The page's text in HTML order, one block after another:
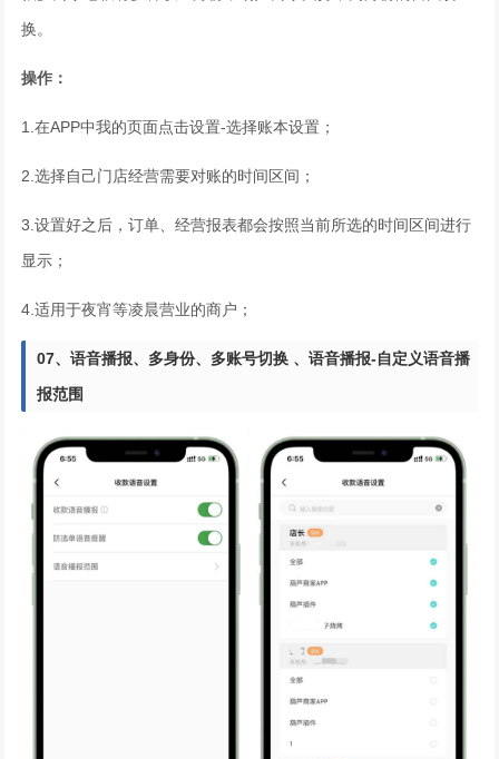
换。
操作：
1.在APP中我的页面点击设置-选择账本设置；
2.选择自己门店经营需要对账的时间区间；
3.设置好之后，订单、经营报表都会按照当前所选的时间区间进行
显示；
4.适用于夜宵等凌晨营业的商户；
07、语音播报、多身份、多账号切换 、语音播报-自定义语音播
报范围